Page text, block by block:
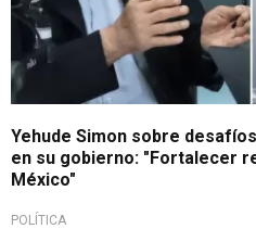
Yehude Simon sobre
en su gobierno: "Fortalecer
México"
POLÍTICA